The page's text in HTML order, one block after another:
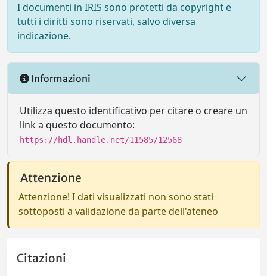
I documenti in IRIS sono protetti da copyright e
tutti i diritti sono riservati, salvo diversa
indicazione.
Informazioni
Utilizza questo identificativo per citare o creare un
link a questo documento:
https://hdl.handle.net/11585/12568
Attenzione
Attenzione! I dati visualizzati non sono stati
sottoposti a validazione da parte dell'ateneo
Citazioni